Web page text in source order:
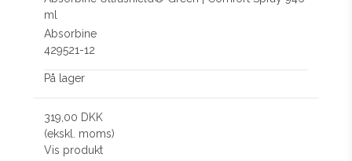
ml
Absorbine
429521-12
På lager
319,00 DKK
(ekskl. moms)
Vis produkt